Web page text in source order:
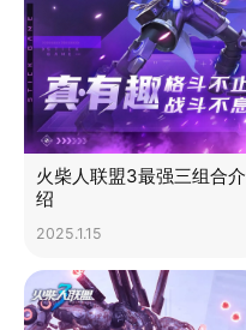
火柴人联盟3最强三组合介
绍
2025.1.15